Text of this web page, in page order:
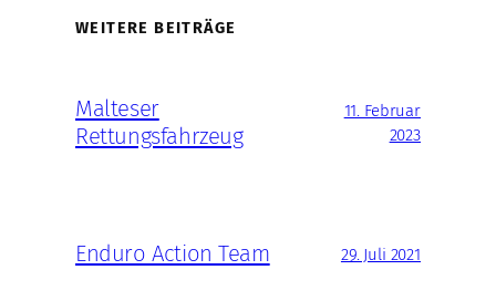
WEITERE BEITRÄGE
Malteser
Rettungsfahrzeug
11. Februar
2023
Enduro Action Team 29. Juli 2021